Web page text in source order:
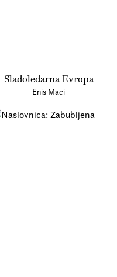
Sladoledarna Evropa
Enis Maci